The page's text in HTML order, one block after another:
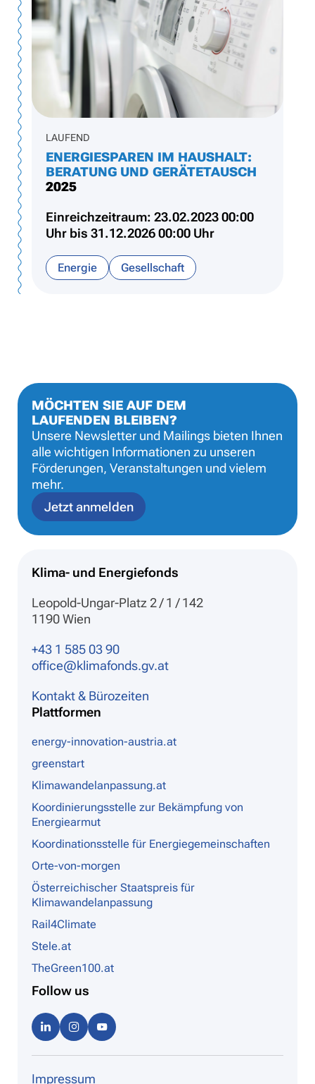
LAUFEND
ENERGIESPAREN IM HAUSHALT:
BERATUNG UND GERÄTETAUSCH
2025
Einreichzeitraum: 23.02.2023 00:00
Uhr bis 31.12.2026 00:00 Uhr
Energie Gesellschaft
MÖCHTEN SIE AUF DEM
LAUFENDEN BLEIBEN?
Unsere Newsletter und Mailings bieten Ihnen
alle wichtigen Informationen zu unseren
Förderungen, Veranstaltungen und vielem
mehr.
Jetzt anmelden
Klima- und Energiefonds
Leopold-Ungar-Platz 2 / 1 / 142
1190 Wien
+43 1 585 03 90
office@klimafonds.gv.at
Kontakt & Bürozeiten
Plattformen
energy-innovation-austria.at
greenstart
Klimawandelanpassung.at
Koordinierungsstelle zur Bekämpfung von
Energiearmut
Koordinationsstelle für Energiegemeinschaften
Orte-von-morgen
Österreichischer Staatspreis für
Klimawandelanpassung
Rail4Climate
Stele.at
TheGreen100.at
Follow us
Linke
dIn
Instag
ram be
Impressum